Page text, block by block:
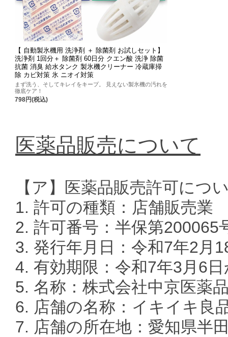
【 自動製氷機用 洗浄剤 ＋ 除菌剤 お試しセット】
洗浄剤 1回分＋ 除菌剤 60日分 クエン酸 洗浄 除菌
抗菌 消臭 給水タンク 製氷機クリーナー 冷蔵庫掃
除 カビ対策 氷 ニオイ対策
まず洗う、そしてキレイをキープ。 見えない製氷機の汚れを
徹底ケア！
798円(税込)
医薬品販売について
【ア】医薬品販売許可につ
1. 許可の種類：店舗販売業
2. 許可番号：半保第200065
3. 発行年月日：令和7年2月
4. 有効期限：令和7年3月6
5. 名称：株式会社中京医薬
6. 店舗の名称：イキイキ良
7. 店舗の所在地：愛知県半